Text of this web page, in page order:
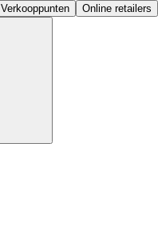
Verkooppunten Online retailers